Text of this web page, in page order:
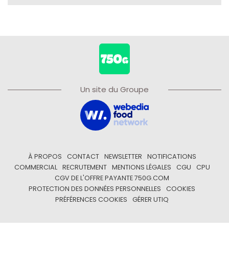
Un site du Groupe
À PROPOS CONTACT NEWSLETTER
NOTIFICATIONS
COMMERCIAL
RECRUTEMENT MENTIONS LÉGALES CGU
CPU
CGV DE L'OFFRE PAYANTE 750G.COM
PROTECTION DES DONNÉES PERSONNELLES
COOKIES
PRÉFÉRENCES COOKIES
GÉRER UTIQ